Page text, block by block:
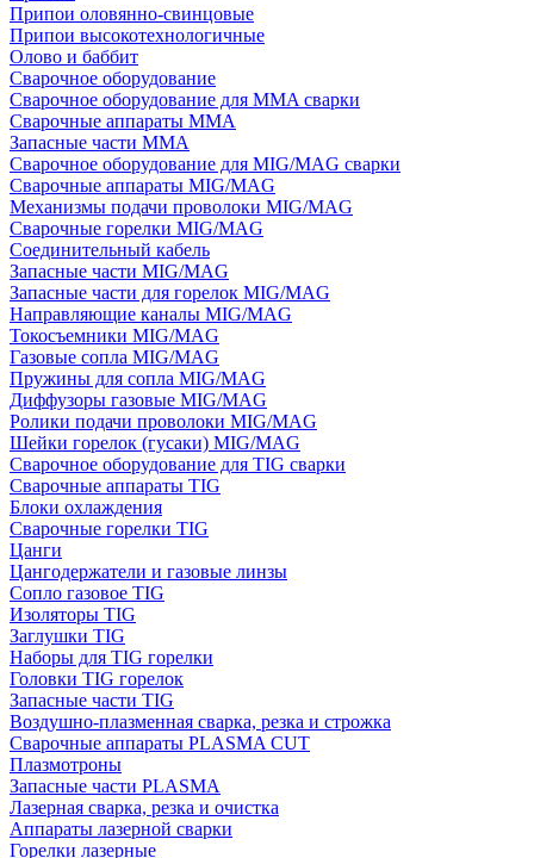
Припои оловянно-свинцовые
Припои высокотехнологичные
Олово и баббит
Сварочное оборудование
Сварочное оборудование для MMA сварки
Сварочные аппараты MMA
Запасные части MMA
Сварочное оборудование для MIG/MAG сварки
Сварочные аппараты MIG/MAG
Механизмы подачи проволоки MIG/MAG
Сварочные горелки MIG/MAG
Соединительный кабель
Запасные части MIG/MAG
Запасные части для горелок MIG/MAG
Направляющие каналы MIG/MAG
Токосъемники MIG/MAG
Газовые сопла MIG/MAG
Пружины для сопла MIG/MAG
Диффузоры газовые MIG/MAG
Ролики подачи проволоки MIG/MAG
Шейки горелок (гусаки) MIG/MAG
Сварочное оборудование для TIG сварки
Сварочные аппараты TIG
Блоки охлаждения
Сварочные горелки TIG
Цанги
Цангодержатели и газовые линзы
Сопло газовое TIG
Изоляторы TIG
Заглушки TIG
Наборы для TIG горелки
Головки TIG горелок
Запасные части TIG
Воздушно-плазменная сварка, резка и строжка
Сварочные аппараты PLASMA CUT
Плазмотроны
Запасные части PLASMA
Лазерная сварка, резка и очистка
Аппараты лазерной сварки
Горелки лазерные